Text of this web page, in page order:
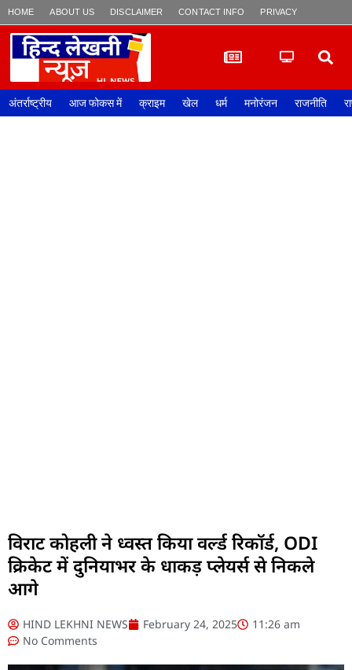
HOME ABOUT US DISCLAIMER CONTACT INFO PRIVACY POLICY
अंतर्राष्ट्रीय आज फोकस में क्राइम खेल धर्म मनोरंजन राजनीति
विराट कोहली ने ध्वस्त किया वर्ल्ड रिकॉर्ड, ODI
क्रिकेट में दुनियाभर के धाकड़ प्लेयर्स से निकले
आगे
HIND LEKHNI NEWS February 24, 2025
11:26 am
No Comments